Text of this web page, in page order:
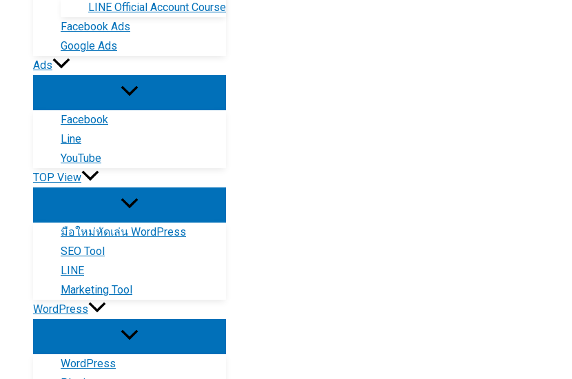
LINE Official Account Course
Facebook Ads
Google Ads
Ads
Facebook
Line
YouTube
TOP View
มือใหม่หัดเล่น WordPress
SEO Tool
LINE
Marketing Tool
WordPress
WordPress